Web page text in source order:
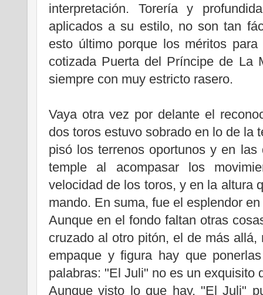
interpretación. Torería y
aplicados a su estilo, no son tan
esto último porque los méritos
cotizada Puerta del Príncipe de La
siempre con muy estricto rasero.
Vaya otra vez por delante el
dos toros estuvo sobrado en lo de la
pisó los terrenos oportunos y en
temple al acompasar los
velocidad de los toros, y en la altura
mando. En suma, fue el esplendor
Aunque en el fondo faltan otras
cruzado al otro pitón, el de más allá,
empaque y figura hay que
palabras: "El Juli" no es un exquisito
Aunque visto lo que hay, "El Juli"